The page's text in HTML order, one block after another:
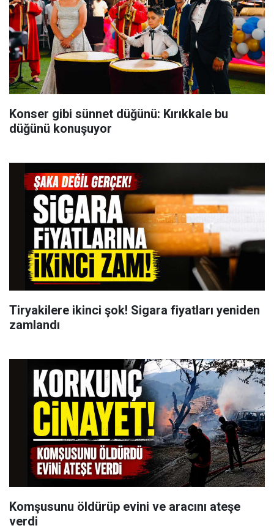
Konser gibi sünnet düğünü: Kırıkkale bu
düğünü konuşuyor
Tiryakilere ikinci şok! Sigara fiyatları yeniden
zamlandı
Komşusunu öldürüp evini ve aracını ateşe
verdi